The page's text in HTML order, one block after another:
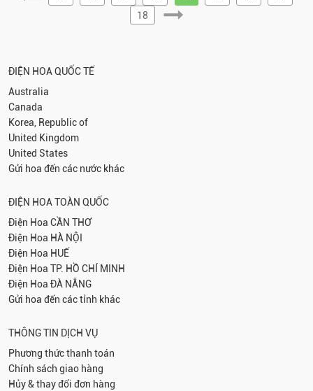
18
ĐIỆN HOA QUỐC TẾ
Australia
Canada
Korea, Republic of
United Kingdom
United States
Gửi hoa đến các nước khác
ĐIỆN HOA TOÀN QUỐC
Điện Hoa CẦN THƠ
Điện Hoa HÀ NỘI
Điện Hoa HUẾ
Điện Hoa TP. HỒ CHÍ MINH
Điện Hoa ĐÀ NẴNG
Gửi hoa đến các tỉnh khác
THÔNG TIN DỊCH VỤ
Phương thức thanh toán
Chính sách giao hàng
Hủy & thay đổi đơn hàng